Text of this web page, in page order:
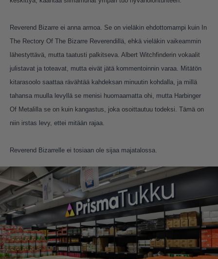
Reverend Bizarre ei anna armoa. Se on vieläkin ehdottomampi kuin In
The Rectory Of The Bizarre Reverendillä, ehkä vieläkin vaikeammin
lähestyttävä, mutta taatusti palkitseva. Albert Witchfinderin vokaalit
julistavat ja toteavat, mutta eivät jätä kommentoinnin varaa. Mitätön
kitarasoolo saattaa rävähtää kahdeksan minuutin kohdalla, ja millä
tahansa muulla levyllä se menisi huomaamatta ohi, mutta Harbinger
Of Metalilla se on kuin kangastus, joka osoittautuu todeksi. Tämä on
niin irstas levy, ettei mitään rajaa.
Reverend Bizarrelle ei tosiaan ole sijaa majatalossa.